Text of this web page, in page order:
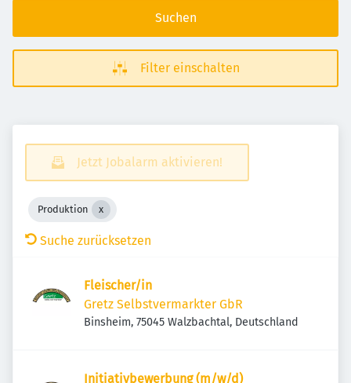
Suchen
Filter einschalten
Jetzt Jobalarm aktivieren!
Produktion
Suche zurücksetzen
Fleischer/in
Gretz Selbstvermarkter GbR
Binsheim, 75045 Walzbachtal, Deutschland
Initiativbewerbung (m/w/d)